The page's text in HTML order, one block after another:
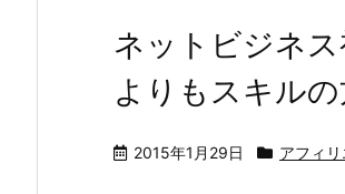
ネットビジネ
よりもスキル
2015年1月29日 アフィ